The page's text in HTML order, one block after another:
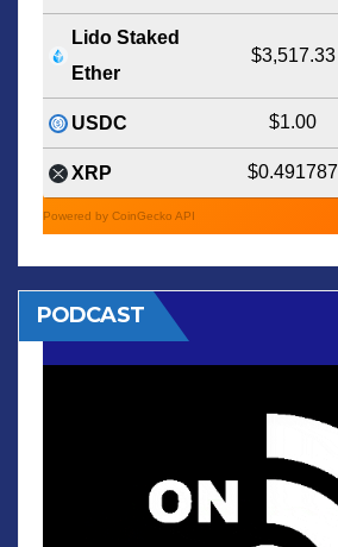
Lido Staked
Ether
$3,517.33
USDC $1.00
XRP $0.491787
Powered by CoinGecko API
PODCAST